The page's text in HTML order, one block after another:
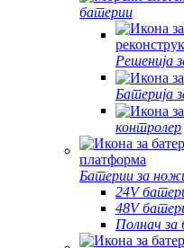
батерии
Решенија
Батерија
контролер
Батерии за
24V
48V
Полнач за